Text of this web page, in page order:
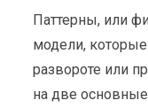
Паттерны, или
модели,
развороте или
на две